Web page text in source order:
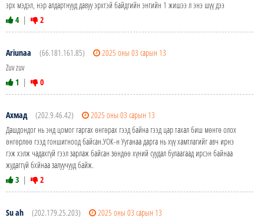
эрх мэдэл, нэр алдартнууд давуу эрхтэй байдгийн энгийн 1 жишээ л энэ шүү дээ
4 | 2
Ariunaa (66.181.161.85)
2025 оны 03 сарын 13
Zuv zuv
1 | 0
Ахмад (202.9.46.42)
2025 оны 03 сарын 13
Дашдондог нь энд цомог гаргах өнгөрах гээд байна гээд цар тахал биш мөнгө олох
өнгөрлөө гээд гоншигноод байсан.УОК-н Ууганаа дарга нь хүү хамтлагийг авч ирнэ
гэж хэлж чадахгүй гээл зарлаж байсан зөндөө хүний суудал булаагаад ирсэн байнаа
жудаггүй бхйнаа залуучууд байж.
3 | 2
Su ah (202.179.25.203)
2025 оны 03 сарын 13